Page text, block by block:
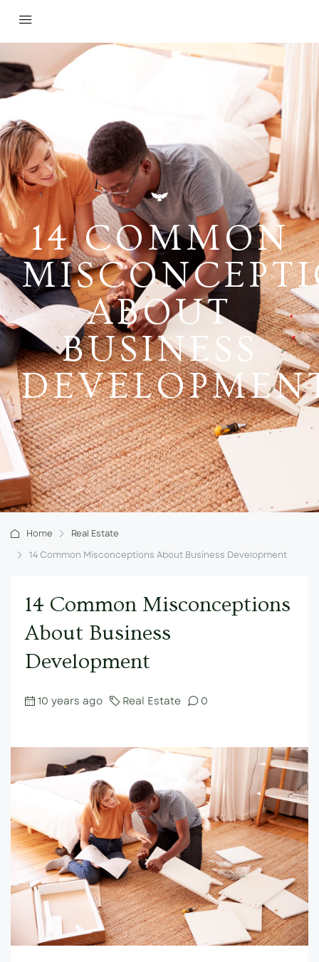
14 COMMON
ABOUT
BUSINESS
Home
Real Estate
14 Common Misconceptions About Business Development
14 Common Misconceptions
About Business
Development
10 years ago Real Estate 0